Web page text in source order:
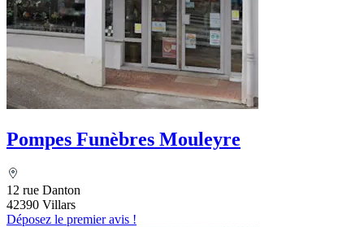
Pompes Funèbres Mouleyre
12 rue Danton
42390 Villars
Déposez le premier avis !